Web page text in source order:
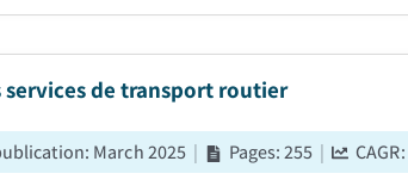
services de transport routier
: March 2025 | Pages:255 | CAGR: